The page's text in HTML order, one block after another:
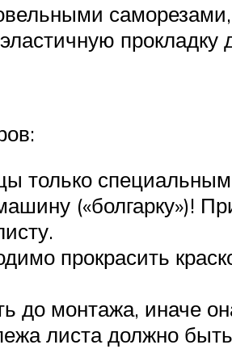
прокладку
только
(«болгарку»)!
прокрасить
до монтажа, иначе
листа должно